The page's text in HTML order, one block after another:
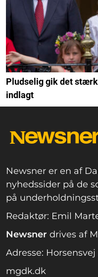
Pludselig gik det
indlagt
Newsner er en af
nyhedssider på de
på
Redaktør: Emil
Newsner drives af
Adresse: Horsensvej
mgdk.dk